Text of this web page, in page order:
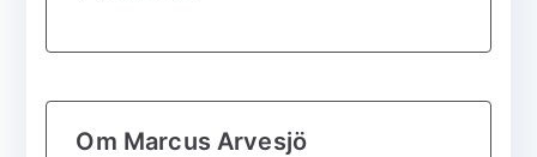
Om Marcus Arvesjö